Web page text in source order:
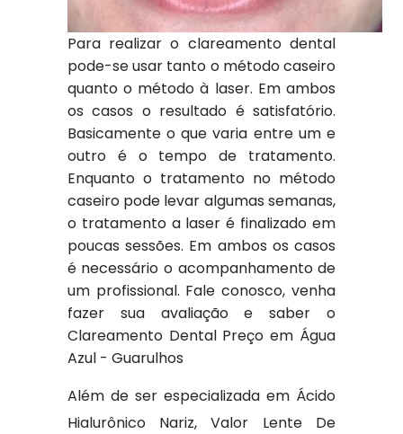
Para realizar o clareamento dental
pode-se usar tanto o método caseiro
quanto o método à laser. Em ambos
os casos o resultado é satisfatório.
Basicamente o que varia entre um e
outro é o tempo de tratamento.
Enquanto o tratamento no método
caseiro pode levar algumas semanas,
o tratamento a laser é finalizado em
poucas sessões. Em ambos os casos
é necessário o acompanhamento de
um profissional. Fale conosco, venha
fazer sua avaliação e saber o
Clareamento Dental Preço em Água
Azul - Guarulhos
Além de ser especializada em Ácido
Hialurônico Nariz, Valor Lente De